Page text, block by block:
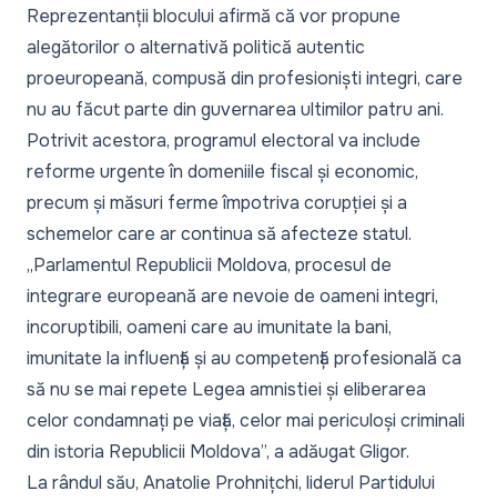
Reprezentanții blocului afirmă că vor propune
alegătorilor o alternativă politică autentic
proeuropeană, compusă din profesioniști integri, care
nu au făcut parte din guvernarea ultimilor patru ani.
Potrivit acestora, programul electoral va include
reforme urgente în domeniile fiscal și economic,
precum și măsuri ferme împotriva corupției și a
schemelor care ar continua să afecteze statul.
„Parlamentul Republicii Moldova, procesul de
integrare europeană are nevoie de oameni integri,
incoruptibili, oameni care au imunitate la bani,
imunitate la influență și au competență profesională ca
să nu se mai repete Legea amnistiei și eliberarea
celor condamnați pe viață, celor mai periculoși criminali
din istoria Republicii Moldova”, a adăugat Gligor.
La rândul său, Anatolie Prohnițchi, liderul Partidului